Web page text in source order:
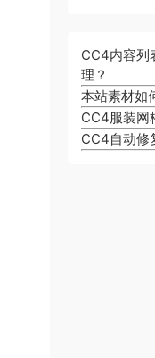
CC4内容列
理？
本站素材如
CC4服装网
CC4自动修